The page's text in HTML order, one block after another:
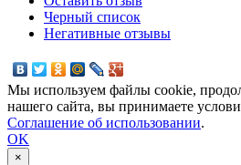
Черный список
Негативные отзывы
Мы используем файлы cookie,
нашего сайта, вы принимаете
Соглашение об использовании.
OK
×